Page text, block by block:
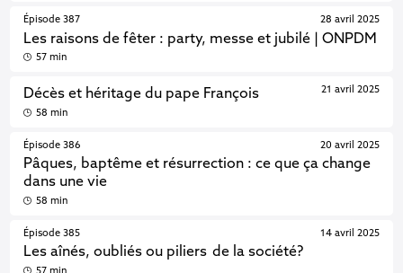
Épisode 387
Les raisons de fêter : party, messe et jubilé | ONPDM
28 avril 2025
57 min
Décès et héritage du pape François 21 avril 2025
58 min
Épisode 386
Pâques, baptême et résurrection : ce que ça change
dans une vie
20 avril 2025
58 min
Épisode 385
Les aînés, oubliés ou piliers de la société?
14 avril 2025